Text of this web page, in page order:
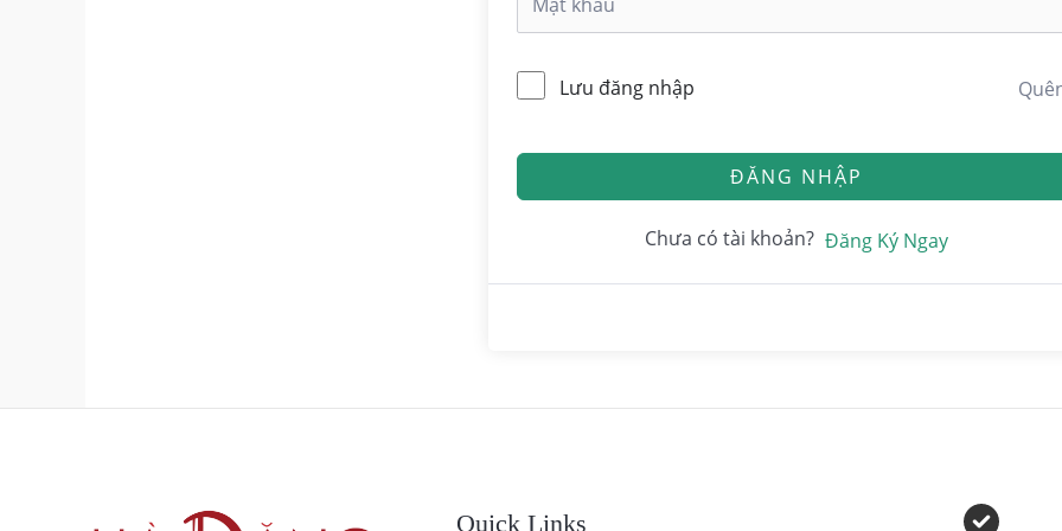
Lưu đăng nhập
ĐĂNG NHẬP
Chưa có tài khoản? Đăng Ký Ngay
Quick Links